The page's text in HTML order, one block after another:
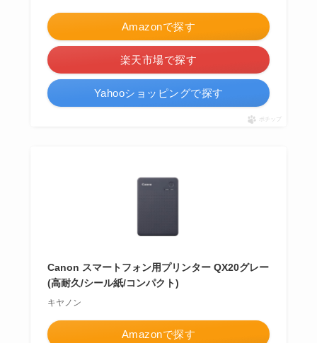
Amazonで探す
楽天市場で探す
Yahooショッピングで探す
ポチップ
Canon スマートフォン用プリンター QX20グレー
(高耐久/シール紙/コンパクト)
キヤノン
Amazonで探す